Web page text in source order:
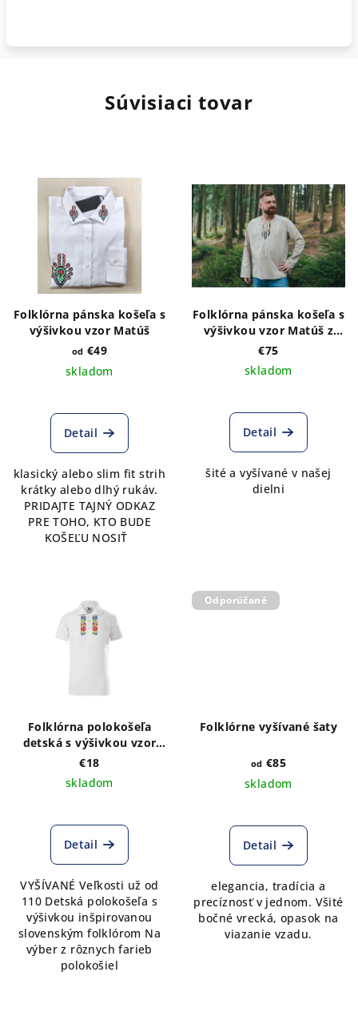
Súvisiaci tovar
Folklórna pánska košeľa s
výšivkou vzor Matúš
od €49
skladom
Detail
klasický alebo slim fit strih
krátky alebo dlhý rukáv.
PRIDAJTE TAJNÝ ODKAZ
PRE TOHO, KTO BUDE
KOŠEĽU NOSIŤ
Folklórna pánska košeľa s
výšivkou vzor Matúš z
režného plátna
€75
skladom
Detail
šité a vyšívané v našej
dielni
Folklórna polokošeľa
detská s výšivkou vzor
Kristián folk - výber farby
polokošele
€18
skladom
Detail
VYŠÍVANÉ Veľkosti už od
110 Detská polokošeľa s
výšivkou inšpirovanou
slovenským folklórom Na
výber z rôznych farieb
polokošiel
Odporúčané
Folklórne vyšívané šaty
od €85
skladom
hodnotenie
produktu
z
5
hviezdičiek.
Detail
elegancia, tradícia a
precíznosť v jednom. Všité
bočné vrecká, opasok na
viazanie vzadu.